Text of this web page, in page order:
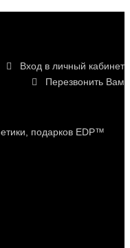
Вход в личный кабинет
Перезвонить Вам
подарков EDP™